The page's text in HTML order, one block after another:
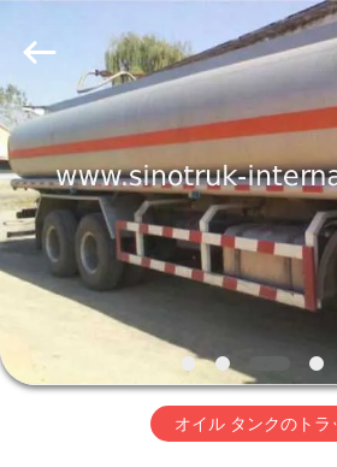
家
へ
製
わ
2026
SINOTRUK
INTERNATIONAL
CO.,
LTD..
All
Rights
Reserved.
オイル タンクのトラ